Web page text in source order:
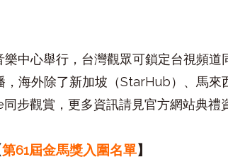
樂中心舉行，台灣觀眾可鎖定台視頻
，海外除了新加坡（StarHub）、馬來
同步觀賞，更多資訊請見官方網站典禮
第61屆金馬獎入圍名單】